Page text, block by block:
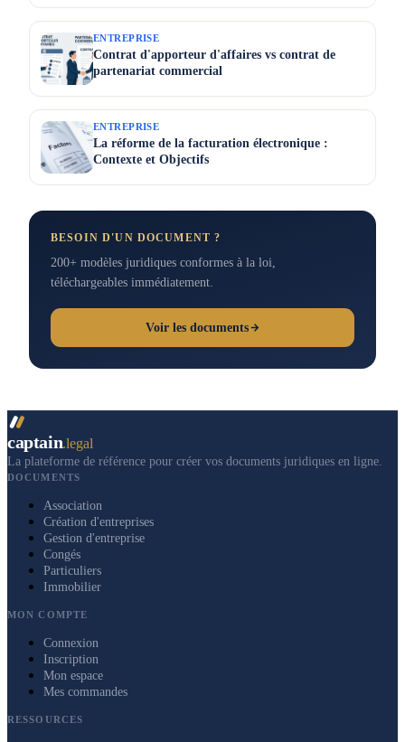
ENTREPRISE
Contrat d'apporteur d'affaires vs contrat de
partenariat commercial
ENTREPRISE
La réforme de la facturation électronique :
Contexte et Objectifs
BESOIN D'UN DOCUMENT ?
200+ modèles juridiques conformes à la loi,
téléchargeables immédiatement.
Voir les documents
captain.legal
La plateforme de référence pour créer vos documents juridiques en ligne.
DOCUMENTS
Association
Création d'entreprises
Gestion d'entreprise
Congés
Particuliers
Immobilier
MON COMPTE
Connexion
Inscription
Mon espace
Mes commandes
RESSOURCES